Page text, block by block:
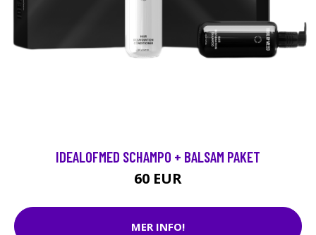
IDEALOFMED SCHAMPO + BALSAM PAKET
60 EUR
MER INFO!